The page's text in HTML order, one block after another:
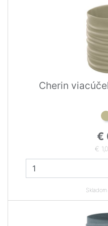
Cherin
€
€
Skladom